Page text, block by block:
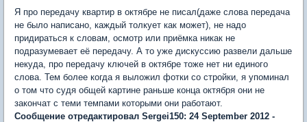
Я про передачу квартир в октябре не писал(даже слова передача
не было написано, каждый толкует как может), не надо
придираться к словам, осмотр или приёмка никак не
подразумевает её передачу. А то уже дискуссию развели дальше
некуда, про передачу ключей в октябре тоже нет ни единого
слова. Тем более когда я выложил фотки со стройки, я упоминал
о том что судя общей картине раньше конца октября они не
закончат с теми темпами которыми они работают.
Сообщение отредактировал Sergei150: 24 September 2012 -